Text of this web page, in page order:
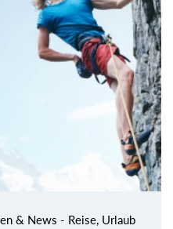
& News - Reise, Urlaub